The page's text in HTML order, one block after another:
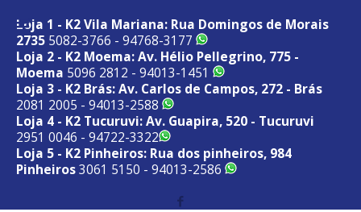
Loja 1 - K2 Vila Mariana: Rua Domingos de Morais
2735 5082-3766 - 94768-3177
Loja 2 - K2 Moema: Av. Hélio Pellegrino, 775 -
Moema 5096 2812 - 94013-1451
Loja 3 - K2 Brás: Av. Carlos de Campos, 272 - Brás
2081 2005 - 94013-2588
Loja 4 - K2 Tucuruvi: Av. Guapira, 520 - Tucuruvi
2951 0046 - 94722-3322
Loja 5 - K2 Pinheiros: Rua dos pinheiros, 984
Pinheiros3061 5150 - 94013-2586